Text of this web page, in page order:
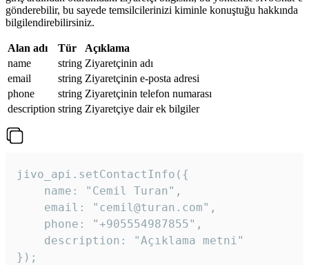
gönderebilir, bu sayede temsilcilerinizi kiminle konuştuğu hakkında
bilgilendirebilirsiniz.
Alan adı Tür
Açıklama
name
string Ziyaretçinin adı
email
string Ziyaretçinin e-posta adresi
phone
string Ziyaretçinin telefon numarası
description string Ziyaretçiye dair ek bilgiler
jivo_api.setContactInfo({
    name: "Cemil Turan",
    email: "cemil@turan.com",
    phone: "+905554987855",
    description: "Açıklama metni"
});